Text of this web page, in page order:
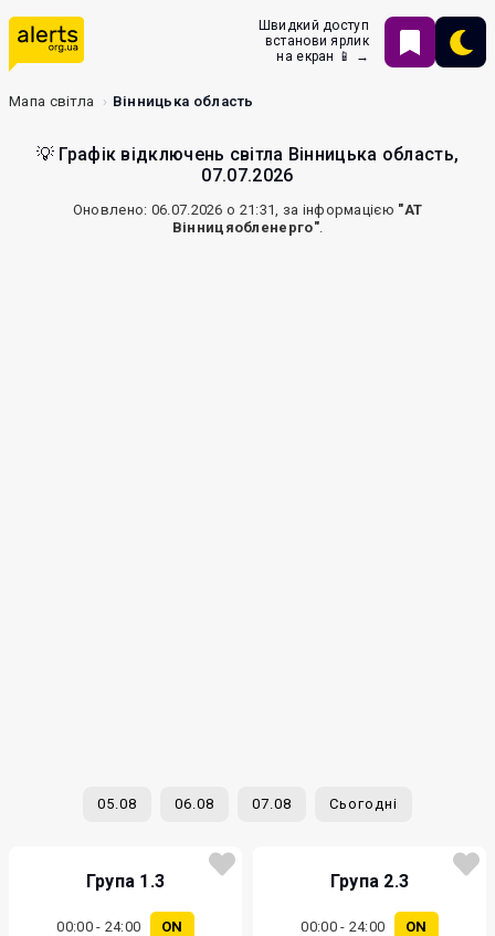
Швидкий доступ
встанови ярлик
на екран 📱 →
Мапа світла Вінницька область
💡 Графік відключень світла Вінницька область,
07.07.2026
Оновлено: 06.07.2026 о 21:31, за інформацією "АТ
Вінницяобленерго".
05.08 06.08 07.08 Сьогодні
Група 1.3
00:00 - 24:00
ON
Група 2.3
00:00 - 24:00
ON